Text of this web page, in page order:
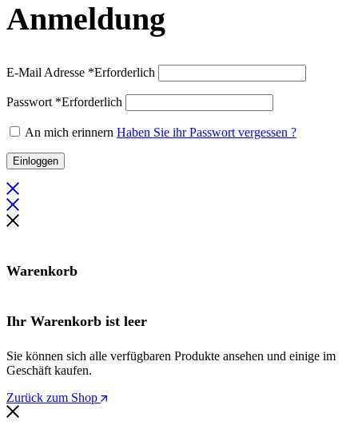
Anmeldung
E-Mail Adresse *Erforderlich
Passwort *Erforderlich
An mich erinnern Haben Sie ihr Passwort vergessen ?
Einloggen
Warenkorb
Ihr Warenkorb ist leer
Sie können sich alle verfügbaren Produkte ansehen und einige im
Geschäft kaufen.
Zurück zum Shop